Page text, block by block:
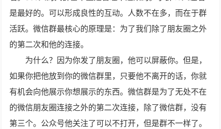
是最好的。可以形成良性的互动。人数不在多，而在于群
活跃。微信群最核心的原理是：为了我们除了朋友圈之外
的第二次和他的连接。
为什么？因为你发了朋友圈，他可以屏蔽你。但是，
如果你把他放到你的微信群里，只要他不离开的话，你就
有机会向他展示你想展示的东西。微信群是为了无处不在
的微信朋友圈连接之外的第二次连接，除了微信群，没有
第三个。公众号他关注了可以不打开，但是群不一样了。